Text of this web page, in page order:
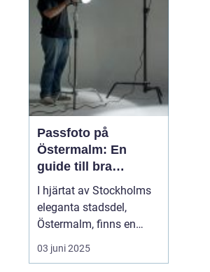
Passfoto på
Östermalm: En
guide till bra
porträttfotografering
I hjärtat av Stockholms
eleganta stadsdel,
Östermalm, finns en
mängd tjänster och
verksamheter som
03 juni 2025